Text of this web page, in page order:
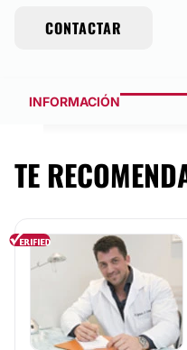
CONTACTAR
INFORMACIÓN
TE